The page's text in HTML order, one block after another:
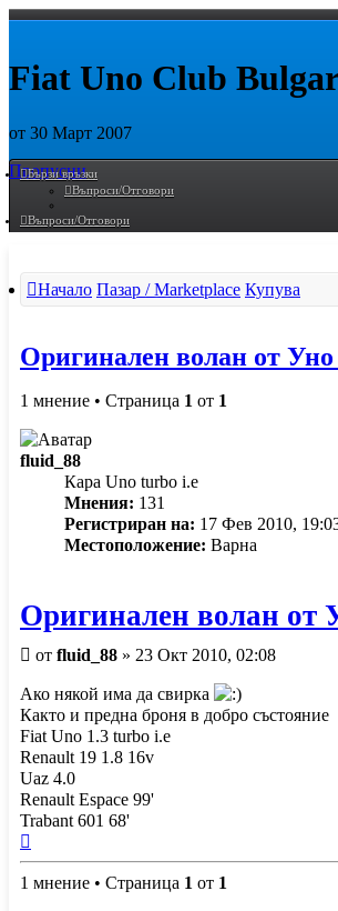
Fiat Uno Club
от 30 Март 2007
Пропусни
Бързи връзки
Въпроси/Отговори
Въпроси/Отговори
Начало Пазар / Marketplace Купува
Оригинален волан от
1 мнение • Страница 1 от 1
fluid_88
Кара Uno turbo i.e
Мнения: 131
Регистриран на: 17 Фев 2010,
Местоположение: Варна
Оригинален волан от
Мнение
от fluid_88 » 23 Окт 2010, 02:08
Ако някой има да свирка
Както и предна броня в добро състояние
Fiat Uno 1.3 turbo i.e
Renault 19 1.8 16v
Uaz 4.0
Renault Espace 99'
Trabant 601 68'
се
в
1 мнение • Страница 1 от 1